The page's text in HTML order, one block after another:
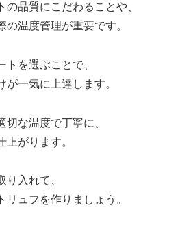
品質にこだわることや、
温度管理が重要です。
を選ぶことで、
が一気に上達します。
切な温度で丁寧に、
上がります。
り入れて、
リュフを作りましょう。